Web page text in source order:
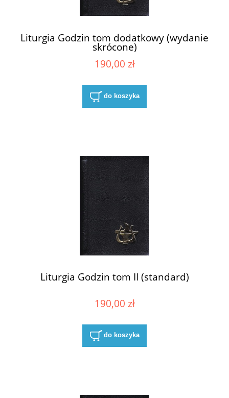
Liturgia Godzin tom dodatkowy (wydanie
skrócone)
190,00 zł
do koszyka
Liturgia Godzin tom II (standard)
190,00 zł
do koszyka